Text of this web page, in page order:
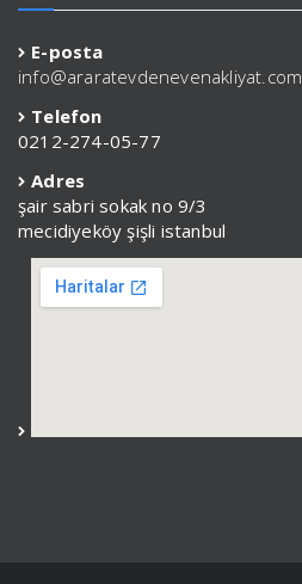
E-posta
info@araratevdenevenakliyat.com
Telefon
0212-274-05-77
Adres
şair sabri sokak no 9/3
mecidiyeköy şişli istanbul